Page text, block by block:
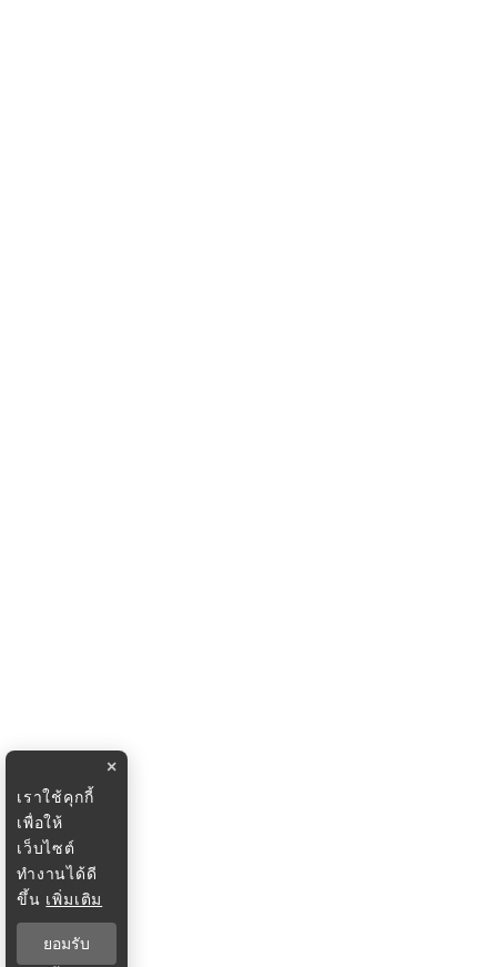
×
เราใช้คุกกี้
เพื่อให้
เว็บไซต์
ทำงานได้ดี
ขึ้น เพิ่มเติม
ยอมรับ